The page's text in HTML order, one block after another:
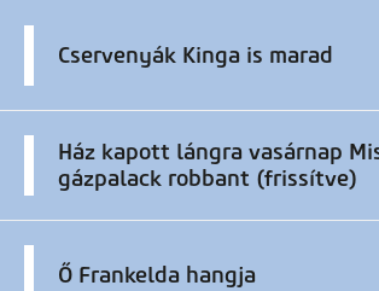
Cservenyák Kinga is marad
Ház kapott lángra vasárnap
gázpalack robbant (frissítve)
Ő Frankelda hangja